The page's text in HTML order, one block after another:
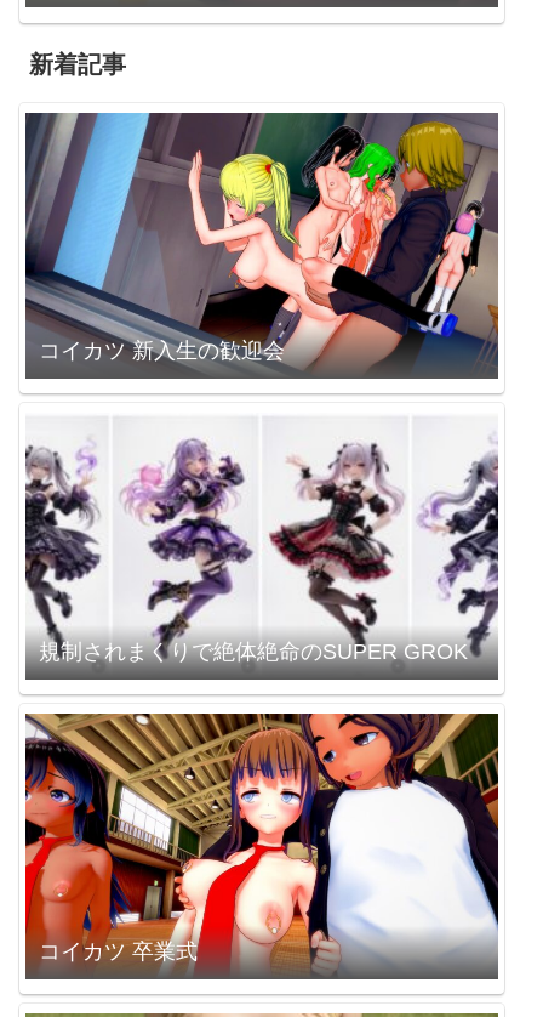
新着記事
コイカツ 新入生の歓迎会
規制されまくりで絶体絶命のSUPER GROK
コイカツ 卒業式